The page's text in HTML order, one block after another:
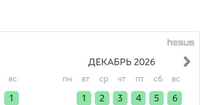
вс
1
ДЕКАБРЬ 2026
пн вт ср чт пт сб вс
1 2 3 4 5
6